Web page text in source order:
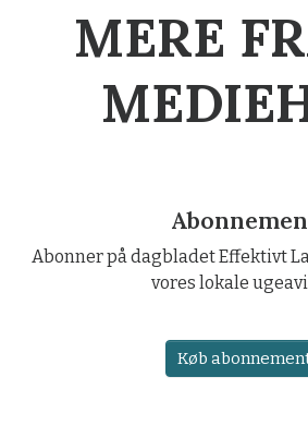
MERE
Abonner på dagbladet Effektivt
vores lokale
Køb